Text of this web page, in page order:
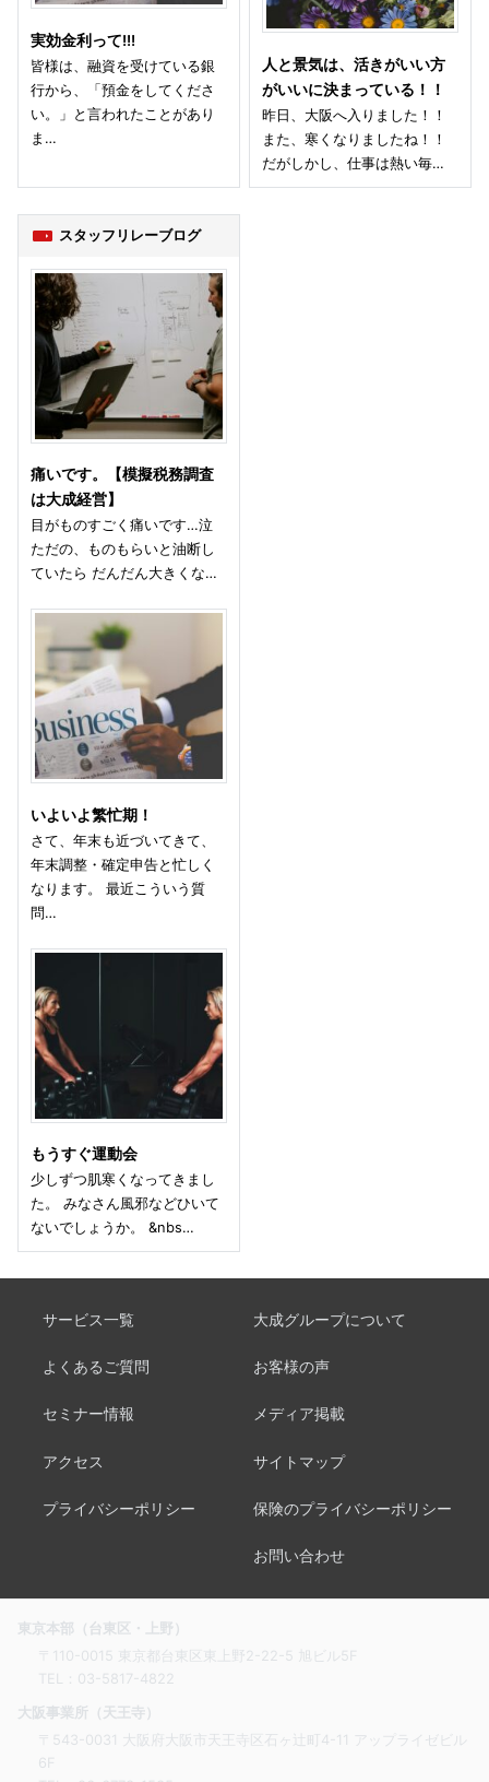
実効金利って!!!
皆様は、融資を受けている銀
行から、「預金をしてくださ
い。」と言われたことがあり
ま…
人と景気は、活きがいい方
がいいに決まっている！！
昨日、大阪へ入りました！！
また、寒くなりましたね！！
だがしかし、仕事は熱い毎…
スタッフリレーブログ
痛いです。【模擬税務調査
は大成経営】
目がものすごく痛いです…泣
ただの、ものもらいと油断し
ていたら だんだん大きくな…
いよいよ繁忙期！
さて、年末も近づいてきて、
年末調整・確定申告と忙しく
なります。 最近こういう質
問…
もうすぐ運動会
少しずつ肌寒くなってきまし
た。 みなさん風邪などひいて
ないでしょうか。 &nbs…
サービス一覧 大成グループについて
よくあるご質問 お客様の声
セミナー情報 メディア掲載
アクセス サイトマップ
プライバシーポリシー 保険のプライバシーポリシー
お問い合わせ
東京本部（台東区・上野）
〒110-0015 東京都台東区東上野2-22-5 旭ビル5F
TEL： 03-5817-4822
大阪事業所（天王寺）
〒543-0031 大阪府大阪市天王寺区石ヶ辻町4-11 アップライゼビル
6F